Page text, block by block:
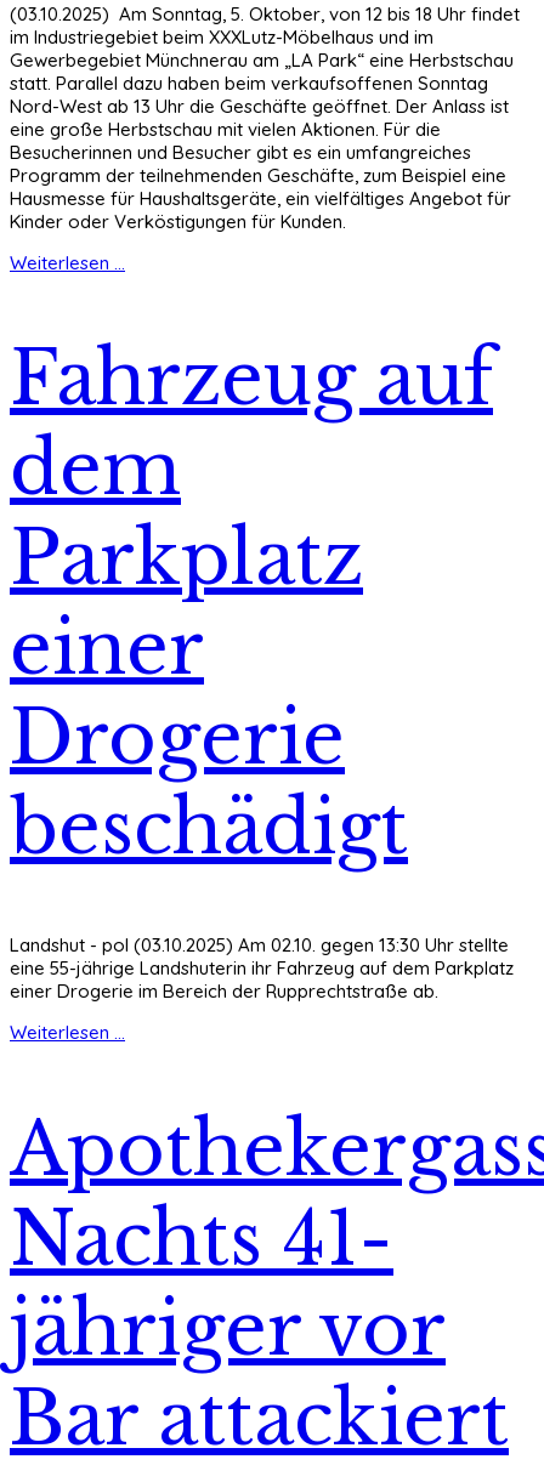
(03.10.2025) Am Sonntag, 5. Oktober, von 12 bis 18 Uhr findet
im Industriegebiet beim XXXLutz-Möbelhaus und im
Gewerbegebiet Münchnerau am „LA Park“ eine Herbstschau
statt. Parallel dazu haben beim verkaufsoffenen Sonntag
Nord-West ab 13 Uhr die Geschäfte geöffnet. Der Anlass ist
eine große Herbstschau mit vielen Aktionen. Für die
Besucherinnen und Besucher gibt es ein umfangreiches
Programm der teilnehmenden Geschäfte, zum Beispiel eine
Hausmesse für Haushaltsgeräte, ein vielfältiges Angebot für
Kinder oder Verköstigungen für Kunden.
Weiterlesen ...
Fahrzeug auf
dem
Parkplatz
einer
Drogerie
beschädigt
Landshut - pol (03.10.2025) Am 02.10. gegen 13:30 Uhr stellte
eine 55-jährige Landshuterin ihr Fahrzeug auf dem Parkplatz
einer Drogerie im Bereich der Rupprechtstraße ab.
Weiterlesen ...
Nachts 41-
jähriger vor
Bar attackiert